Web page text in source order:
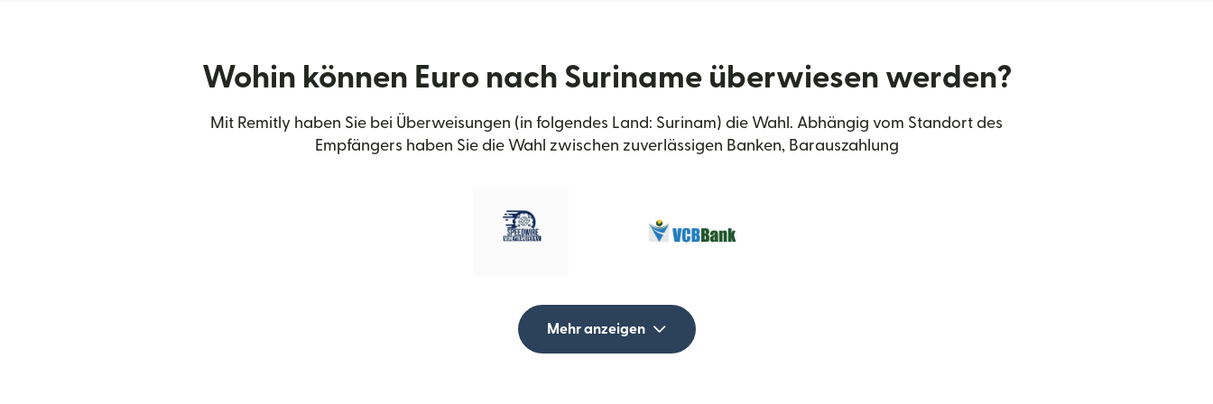
Wohin können Euro nach Suriname überwiesen werden?
Mit Remitly haben Sie bei Überweisungen (in folgendes Land: Surinam) die Wahl. Abhängig vom Standort des
Empfängers haben Sie die Wahl zwischen zuverlässigen Banken, Barauszahlung
Mehr anzeigen